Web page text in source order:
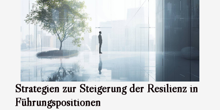
Strategien zur Steigerung der Resilienz in
Führungspositionen